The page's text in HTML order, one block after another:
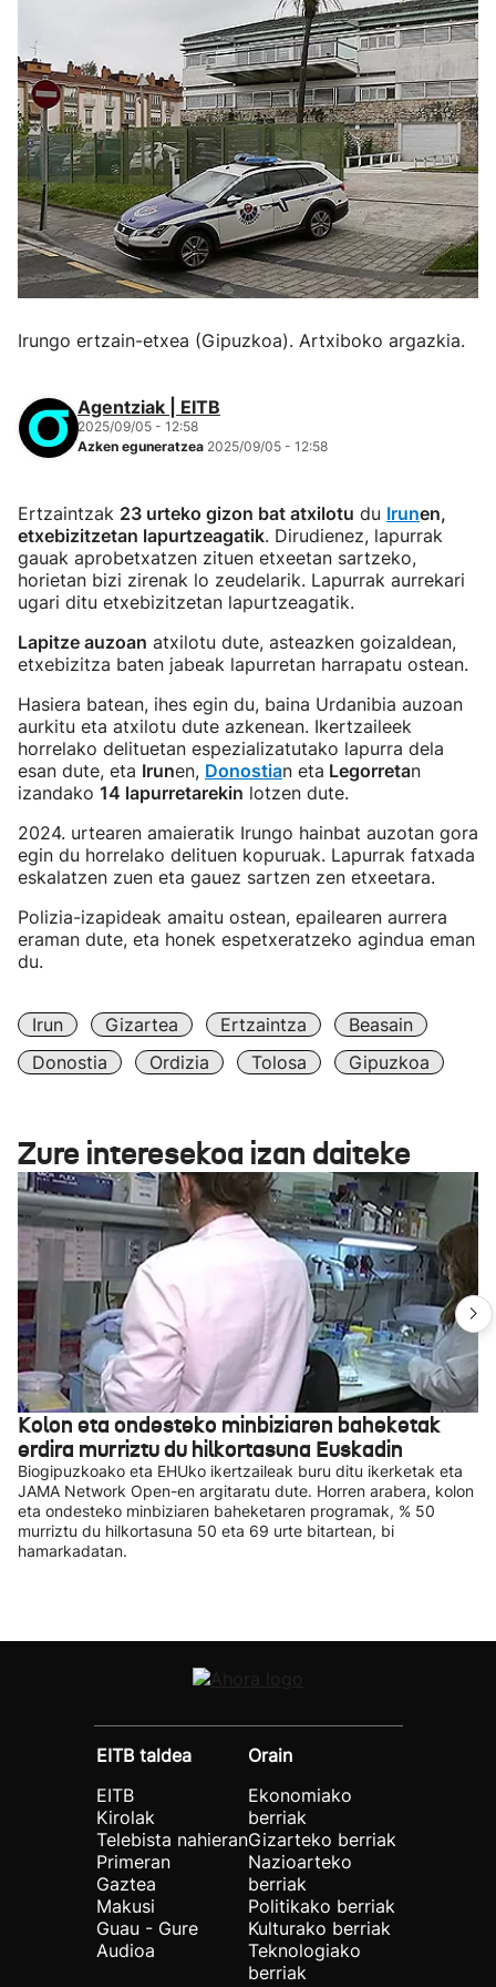
Irungo ertzain-etxea (Gipuzkoa). Artxiboko argazkia.
Agentziak | EITB
2025/09/05 - 12:58
Azken eguneratzea 2025/09/05 - 12:58
Ertzaintzak 23 urteko gizon bat atxilotu du Irunen,
etxebizitzetan lapurtzeagatik. Dirudienez, lapurrak
gauak aprobetxatzen zituen etxeetan sartzeko,
horietan bizi zirenak lo zeudelarik. Lapurrak aurrekari
ugari ditu etxebizitzetan lapurtzeagatik.
Lapitze auzoan atxilotu dute, asteazken goizaldean,
etxebizitza baten jabeak lapurretan harrapatu ostean.
Hasiera batean, ihes egin du, baina Urdanibia auzoan
aurkitu eta atxilotu dute azkenean. Ikertzaileek
horrelako delituetan espezializatutako lapurra dela
esan dute, eta Irunen, Donostian eta Legorretan
izandako 14 lapurretarekin lotzen dute.
2024. urtearen amaieratik Irungo hainbat auzotan gora
egin du horrelako delituen kopuruak. Lapurrak fatxada
eskalatzen zuen eta gauez sartzen zen etxeetara.
Polizia-izapideak amaitu ostean, epailearen aurrera
eraman dute, eta honek espetxeratzeko agindua eman
du.
Irun Gizartea Ertzaintza
Beasain
Donostia
Ordizia Tolosa Gipuzkoa
Zure interesekoa izan daiteke
Kolon eta ondesteko minbiziaren baheketak
erdira murriztu du hilkortasuna Euskadin
Biogipuzkoako eta EHUko ikertzaileak buru ditu ikerketak eta
JAMA Network Open-en argitaratu dute. Horren arabera, kolon
eta ondesteko minbiziaren baheketaren programak, % 50
murriztu du hilkortasuna 50 eta 69 urte bitartean, bi
hamarkadatan.
EITB taldea
EITB
Kirolak
Telebista nahieran
Primeran
Gaztea
Makusi
Guau - Gure
Audioa
Orain
Ekonomiako
berriak
Gizarteko berriak
Nazioarteko
berriak
Politikako berriak
Kulturako berriak
Teknologiako
berriak